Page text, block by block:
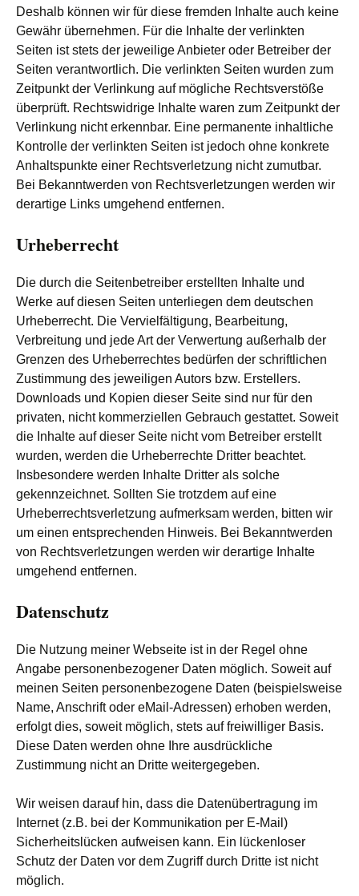
Deshalb können wir für diese fremden Inhalte auch keine
Gewähr übernehmen. Für die Inhalte der verlinkten
Seiten ist stets der jeweilige Anbieter oder Betreiber der
Seiten verantwortlich. Die verlinkten Seiten wurden zum
Zeitpunkt der Verlinkung auf mögliche Rechtsverstöße
überprüft. Rechtswidrige Inhalte waren zum Zeitpunkt der
Verlinkung nicht erkennbar. Eine permanente inhaltliche
Kontrolle der verlinkten Seiten ist jedoch ohne konkrete
Anhaltspunkte einer Rechtsverletzung nicht zumutbar.
Bei Bekanntwerden von Rechtsverletzungen werden wir
derartige Links umgehend entfernen.
Urheberrecht
Die durch die Seitenbetreiber erstellten Inhalte und
Werke auf diesen Seiten unterliegen dem deutschen
Urheberrecht. Die Vervielfältigung, Bearbeitung,
Verbreitung und jede Art der Verwertung außerhalb der
Grenzen des Urheberrechtes bedürfen der schriftlichen
Zustimmung des jeweiligen Autors bzw. Erstellers.
Downloads und Kopien dieser Seite sind nur für den
privaten, nicht kommerziellen Gebrauch gestattet. Soweit
die Inhalte auf dieser Seite nicht vom Betreiber erstellt
wurden, werden die Urheberrechte Dritter beachtet.
Insbesondere werden Inhalte Dritter als solche
gekennzeichnet. Sollten Sie trotzdem auf eine
Urheberrechtsverletzung aufmerksam werden, bitten wir
um einen entsprechenden Hinweis. Bei Bekanntwerden
von Rechtsverletzungen werden wir derartige Inhalte
umgehend entfernen.
Datenschutz
Die Nutzung meiner Webseite ist in der Regel ohne
Angabe personenbezogener Daten möglich. Soweit auf
meinen Seiten personenbezogene Daten (beispielsweise
Name, Anschrift oder eMail-Adressen) erhoben werden,
erfolgt dies, soweit möglich, stets auf freiwilliger Basis.
Diese Daten werden ohne Ihre ausdrückliche
Zustimmung nicht an Dritte weitergegeben.
Wir weisen darauf hin, dass die Datenübertragung im
Internet (z.B. bei der Kommunikation per E-Mail)
Sicherheitslücken aufweisen kann. Ein lückenloser
Schutz der Daten vor dem Zugriff durch Dritte ist nicht
möglich.